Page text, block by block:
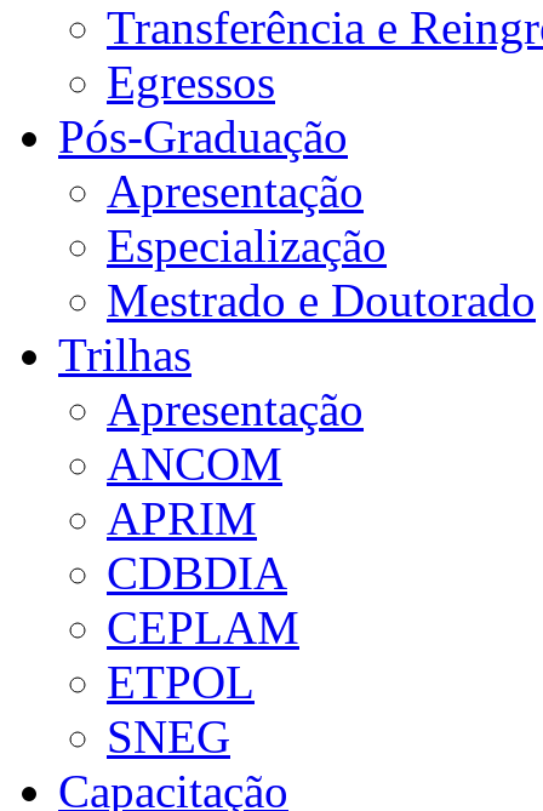
Transferência e
Egressos
Pós-Graduação
Apresentação
Especialização
Mestrado e Doutorado
Trilhas
Apresentação
ANCOM
APRIM
CDBDIA
CEPLAM
ETPOL
SNEG
Capacitação